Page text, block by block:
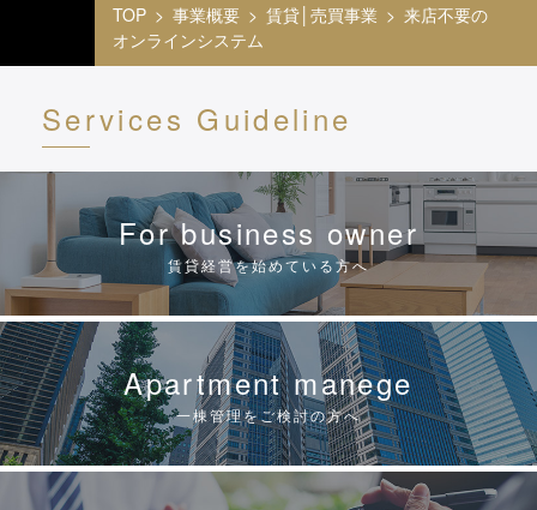
TOP 事業概要 賃貸│売買事業
来店不要の
オンラインシステム
Services Guideline
賃貸経営を始めている方へ
For business owner
一棟管理をご検討の方へ
Apartment manege